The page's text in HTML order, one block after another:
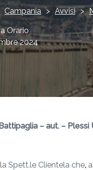
Campania > Avvisi >
Orario
2024
– aut. –
Spett.le Clientela che,